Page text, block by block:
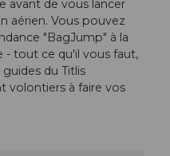
avant de vous lancer
aérien. Vous pouvez
"BagJump" à la
- tout ce qu'il vous faut,
du Titlis
volontiers à faire vos